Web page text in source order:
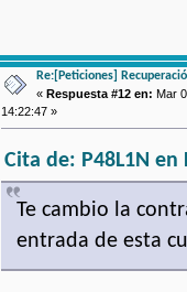
Re:[Peticiones]
«Respuesta #12 en: Mar
14:22:47 »
Cita de: P48L1N
Te cambio la
entrada de esta